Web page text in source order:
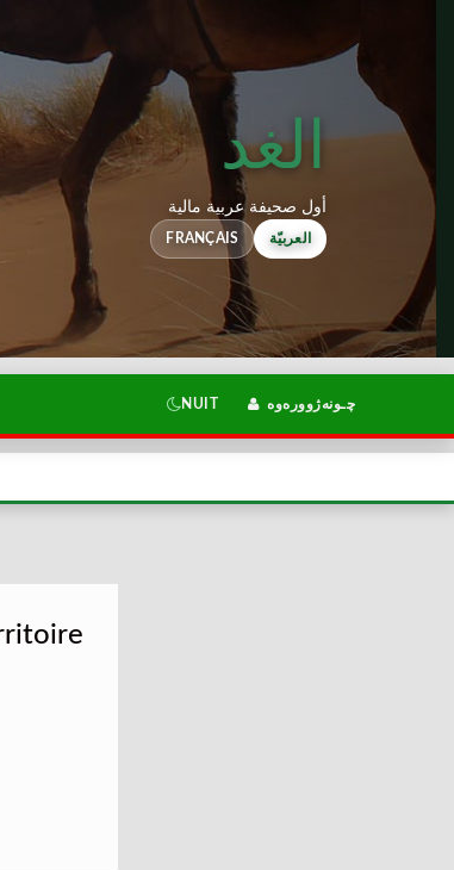
الغد
أول صحيفة عربية مالية
FRANÇAIS العربيّة
NUIT چـونەژوورەوە